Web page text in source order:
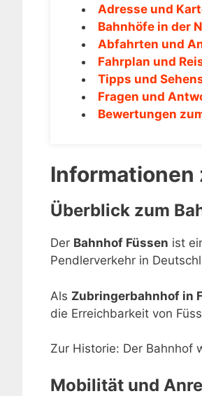
Adresse und
Bahnhöfe in der
Abfahrten und
Fahrplan und
Tipps und
Fragen und
Bewertungen
Informationen
Überblick zum
Der Bahnhof Füssen ist
Pendlerverkehr in
Als Zubringerbahnhof in
die Erreichbarkeit von
Zur Historie: Der Bahnhof
Mobilität und